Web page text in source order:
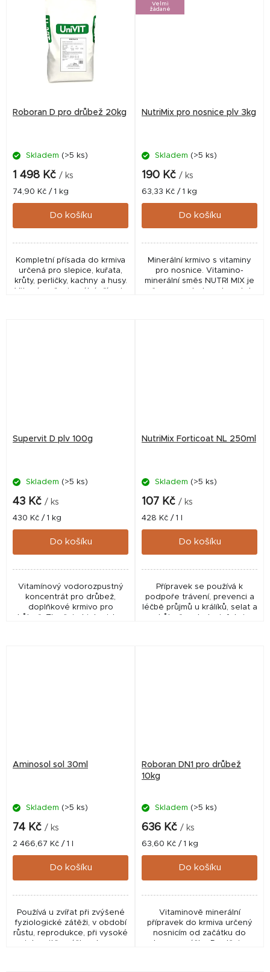
Roboran D pro drůbež 20kg
Skladem (>5 ks)
1 498 Kč / ks
Měrná
cena:
74,90 Kč / 1 kg
Do košíku
Kompletní přísada do krmiva
určená pro slepice, kuřata,
krůty, perličky, kachny a husy.
Velmi
žádané
NutriMix pro nosnice plv 3kg
Skladem (>5 ks)
190 Kč / ks
Měrná
cena:
63,33 Kč / 1 kg
Do košíku
Minerální krmivo s vitaminy
pro nosnice. Vitamino-
minerální směs NUTRI MIX je
Supervit D plv 100g
Skladem (>5 ks)
43 Kč / ks
Měrná
cena:
430 Kč / 1 kg
Do košíku
Vitamínový vodorozpustný
koncentrát pro drůbež,
doplňkové krmivo pro
drůbež. Zlepšuje biologickou
NutriMix Forticoat NL 250ml
Skladem (>5 ks)
107 Kč / ks
Měrná
cena:
428 Kč / 1 l
Do košíku
Přípravek se používá k
podpoře trávení, prevenci a
léčbě průjmů u králíků, selat a
drůbeže a k desinfekci
Aminosol sol 30ml
Skladem (>5 ks)
74 Kč / ks
Měrná
cena:
2 466,67 Kč / 1 l
Do košíku
Používá u zvířat při zvýšené
fyziologické zátěži, v období
růstu, reprodukce, při vysoké
intenzitě snášky, stresu
Roboran DN1 pro drůbež
10kg
Skladem (>5 ks)
636 Kč / ks
Měrná
cena:
63,60 Kč / 1 kg
Do košíku
Vitaminově minerální
přípravek do krmiva určený
nosnicím od začátku do
konce snášky. Doplňuje